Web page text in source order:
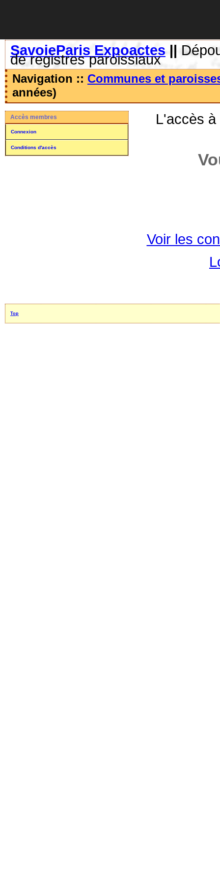
SavoieParis Expoactes ||
de registres paroissiaux
Navigation :: Communes et
années)
Accès membres
Connexion
Conditions d'accès
L'accès
Voir les
Top